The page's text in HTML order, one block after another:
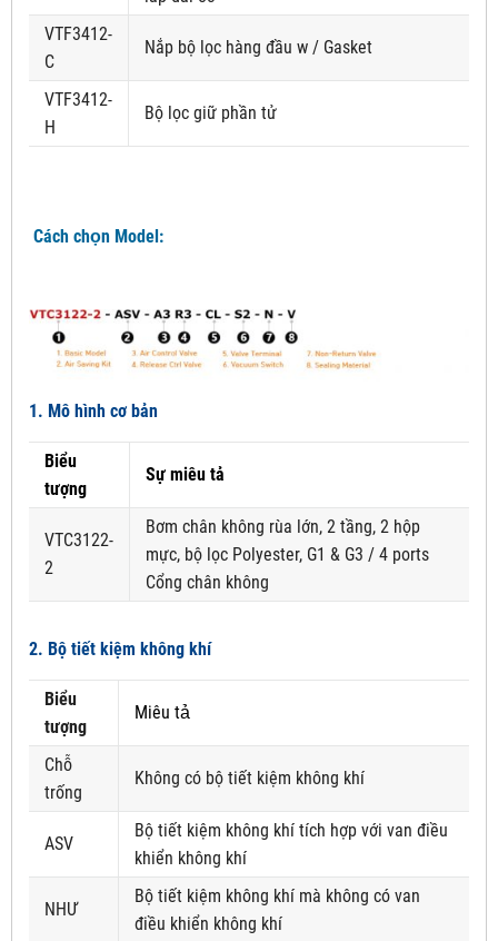
VTF3412-
C
Nắp bộ lọc hàng đầu w / Gasket
VTF3412-
H
Bộ lọc giữ phần tử
Cách chọn Model:
1. Mô hình cơ bản
Biểu
tượng
Sự miêu tả
VTC3122-
2
Bơm chân không rùa lớn, 2 tầng, 2 hộp
mực, bộ lọc Polyester, G1 & G3 / 4 ports
Cổng chân không
2. Bộ tiết kiệm không khí
Biểu
tượng
Miêu tả
Chỗ
trống
Không có bộ tiết kiệm không khí
ASV
Bộ tiết kiệm không khí tích hợp với van điều
khiển không khí
NHƯ
Bộ tiết kiệm không khí mà không có van
điều khiển không khí